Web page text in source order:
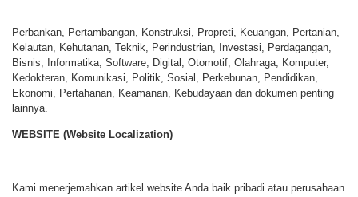
Perbankan, Pertambangan, Konstruksi, Propreti, Keuangan, Pertanian,
Kelautan, Kehutanan, Teknik, Perindustrian, Investasi, Perdagangan,
Bisnis, Informatika, Software, Digital, Otomotif, Olahraga, Komputer,
Kedokteran, Komunikasi, Politik, Sosial, Perkebunan, Pendidikan,
Ekonomi, Pertahanan, Keamanan, Kebudayaan dan dokumen penting
lainnya.
WEBSITE (Website Localization)
Kami menerjemahkan artikel website Anda baik pribadi atau perusahaan